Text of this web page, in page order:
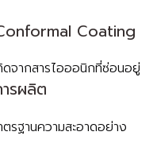
Coating
จากสารไอออนิกที่ซ่อนอยู่
รผลิต
ฐานความสะอาดอย่าง